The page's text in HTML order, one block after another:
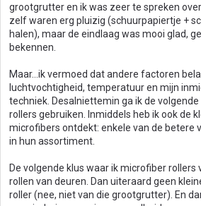
grootgrutter en ik was zeer te spreken
zelf waren erg pluizig (schuurpapiertje +
halen), maar de eindlaag was mooi glad,
bekennen.
Maar...ik vermoed dat andere factoren
luchtvochtigheid, temperatuur en mijn
techniek. Desalniettemin ga ik de
rollers gebruiken. Inmiddels heb ik ook de
microfibers ontdekt: enkele van de betere
in hun assortiment.
De volgende klus waar ik microfiber rollers
rollen van deuren. Dan uiteraard geen
roller (nee, niet van die grootgrutter). En